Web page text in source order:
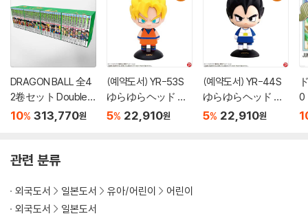
DRAGON BALL 全4
2卷セット Double C
over Box
10% 313,770원
(예약도서) YR-53S
ゆらゆらヘッド ド
ラゴンボ-ルZ 孫悟
5% 22,910원
(예약도서) YR-44S
ゆらゆらヘッド ド
ラゴンボ-ルZ ベ
5% 22,910원
0
관련 분류
외국도서 일본도서 유아/어린이
어린이
외국도서
일본도서